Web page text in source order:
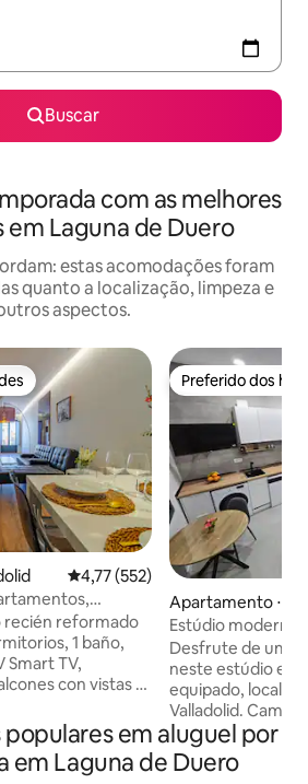
Buscar
com as melhores
em Laguna de Duero
estas acomodações foram
quanto a localização, limpeza e
aspectos.
4,77 de uma avaliação média de
4,77 (552)
recién reformado
1 baño,
Smart TV,
con vistas a
de un
tu baño, tu sala
intimidad y
Preferido dos
Preferido dos
Apartamento ⋅
Estúdio moderno
Desfrute de uma
neste estúdio
equipado,
Valladolid. Cama de tamanho duplo e um
sofá. Smart TV e
e aquecimento
qualquer
em aluguel por
em Laguna de Duero